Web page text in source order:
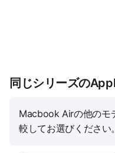
同じシリーズの
Macbook Airの他のモ
較してお選びください。